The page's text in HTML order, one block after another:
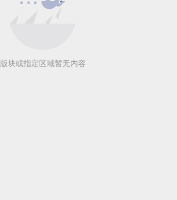
版块或指定区域暂无内容